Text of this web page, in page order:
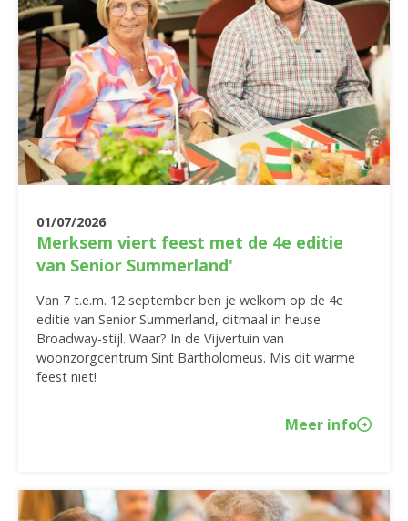
01/07/2026
Merksem viert feest met de 4e editie
van Senior Summerland'
Van 7 t.e.m. 12 september ben je welkom op de 4e
editie van Senior Summerland, ditmaal in heuse
Broadway-stijl. Waar? In de Vijvertuin van
woonzorgcentrum Sint Bartholomeus. Mis dit warme
feest niet!
Meer info